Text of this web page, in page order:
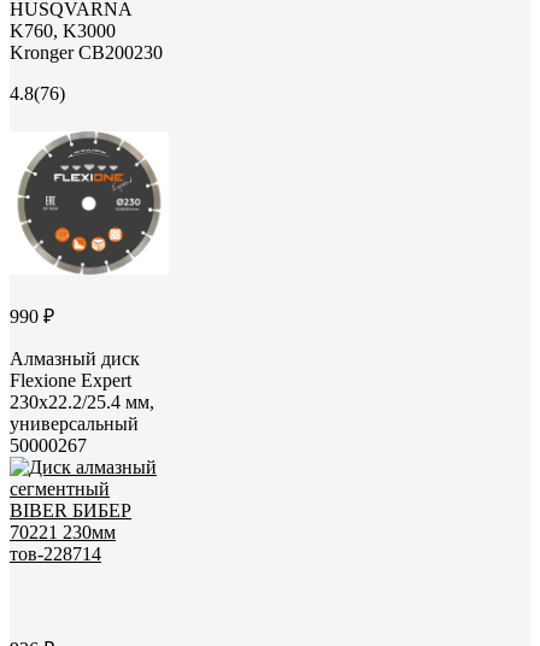
HUSQVARNA
K760, K3000
Kronger CB200230
4.8(76)
990 ₽
Алмазный диск
Flexiоne Expert
230х22.2/25.4 мм,
универсальный
50000267